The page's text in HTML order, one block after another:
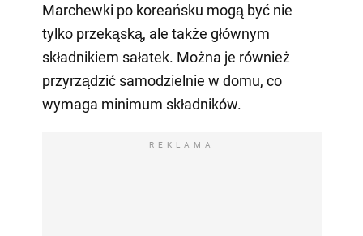
Marchewki po koreańsku mogą być nie
tylko przekąską, ale także głównym
składnikiem sałatek. Można je również
przyrządzić samodzielnie w domu, co
wymaga minimum składników.
REKLAMA